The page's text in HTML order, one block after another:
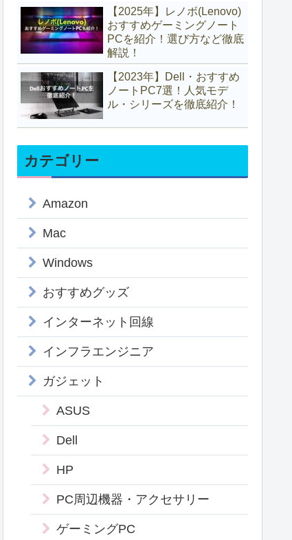
【2025年】レノボ(Lenovo)
おすすめゲーミングノート
PCを紹介！選び方など徹底
解説！
【2023年】Dell・おすすめ
ノートPC7選！人気モデ
ル・シリーズを徹底紹介！
カテゴリー
Amazon
Mac
Windows
おすすめグッズ
インターネット回線
インフラエンジニア
ガジェット
ASUS
Dell
HP
PC周辺機器・アクセサリー
ゲーミングPC